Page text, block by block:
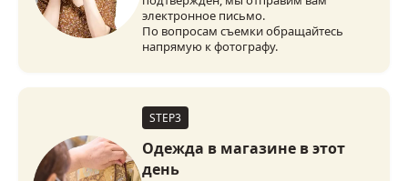
электронное письмо.
По вопросам съемки обращайтесь
напрямую к фотографу.
STEP3
Одежда в магазине в этот
день